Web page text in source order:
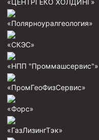
Штанголовки
Удочки ловильные
Труболовки
Фрезеры торцевые с
«ЦЕНТРГЕКО ХОЛДИНГ»
«Полярноуралгеология»
«СКЭС»
«НПП "Проммашсервис"»
«ПромГеоФизСервис»
«Форс»
«ГазЛизингТэк»